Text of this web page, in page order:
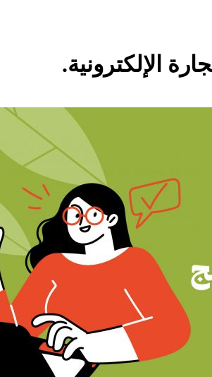
الإلكترونية.